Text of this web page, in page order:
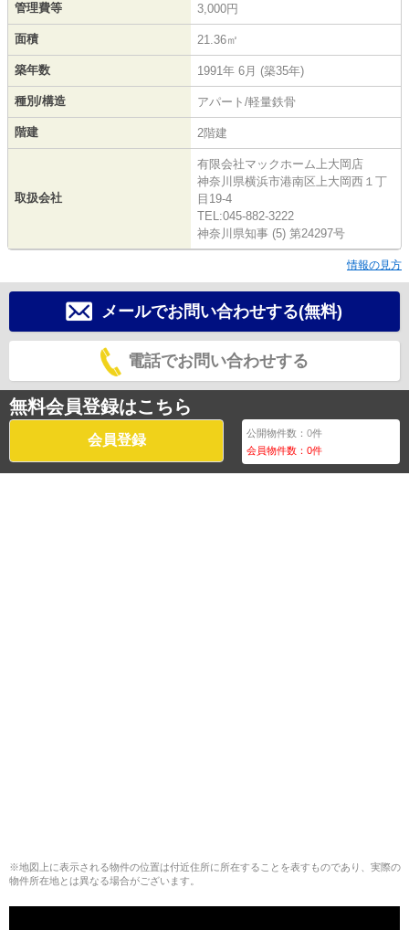
管理費等 3,000円
面積 21.36㎡
築年数 1991年 6月 (築35年)
種別/構造 アパート/軽量鉄骨
階建 2階建
取扱会社
有限会社マックホーム上大岡店
神奈川県横浜市港南区上大岡西１丁
目19-4
TEL:045-882-3222
神奈川県知事 (5) 第24297号
情報の見方
メールでお問い合わせする(無料)
電話でお問い合わせする
無料会員登録はこちら
会員登録 公開物件数：0件
会員物件数：0件
※地図上に表示される物件の位置は付近住所に所在することを表すものであり、実際の
物件所在地とは異なる場合がございます。